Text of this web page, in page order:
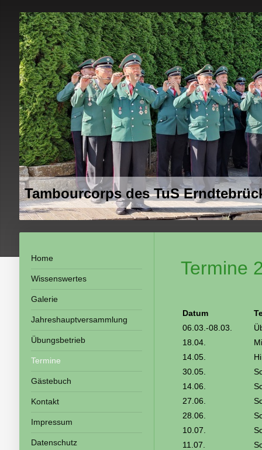
Tambourcorps des TuS
Home
Wissenswertes
Galerie
Jahreshauptversammlung
Übungsbetrieb
Termine
Gästebuch
Kontakt
Impressum
Datenschutz
Termine
Datum
06.03.-08.03.
18.04.
14.05.
30.05.
14.06.
27.06.
28.06.
10.07.
11.07.